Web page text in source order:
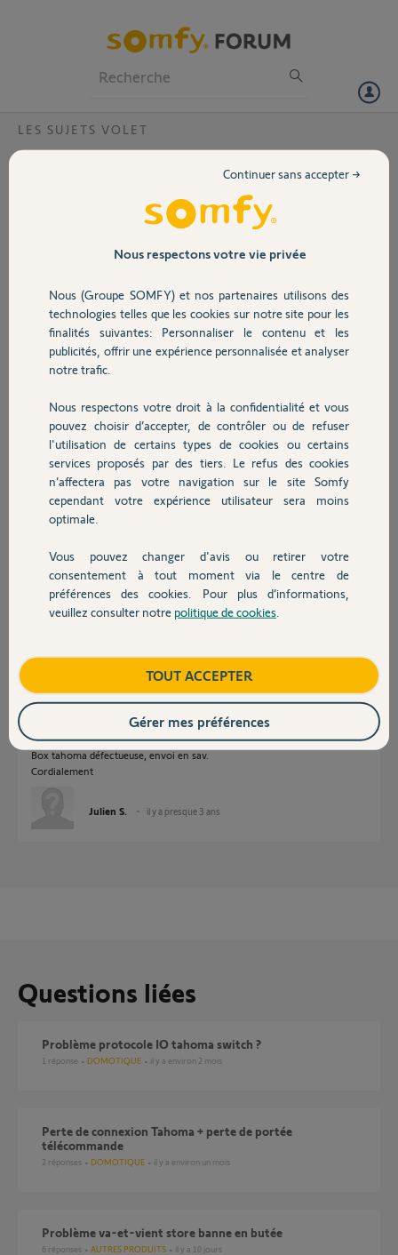
Volet
Sécurité
Domotique
Chauffage
Autres produits
Devis avec un pro
Contact
LES SUJETS VOLET
Pb téléchargement protocole io ?
Impossible d'appairer mes volets roulants rs100 Solar Io avec le kit de
D'après les techniciens Somfy cela viendrait de la box du kit ..la box
n'arriverai pas à télécharger le protocole Io ,du coup envoi au sav
Julien S.
il y a presque 3 ans
Participer au fil de discussion
Réponses
Bonjour
Impossible de savoir si c'est déjà arrivé. Ici on n'est pas au courant de
Tenez-nous au courant.
Bonne journée !
Jean-Luc B. il y a presque 3 ans
Maintenant vous savez que ça peut arriver .
Box tahoma défectueuse, envoi en sav.
Cordialement
Julien S. il y a presque 3 ans
Questions liées
Problème protocole IO tahoma switch ?
1 réponse DOMOTIQUE il y a environ 2 mois
perte de connexion Tahoma + perte de portée
télécommande
2 réponses DOMOTIQUE il y a environ un mois
Problème va-et-vient store banne en butée
6 réponses AUTRES PRODUITS il y a 10 jours
Nous respectons votre vie privée
Nous (Groupe SOMFY) et nos partenaires utilisons des
technologies telles que les cookies sur notre site pour les
finalités suivantes: Personnaliser le contenu et les
publicités, offrir une expérience personnalisée et analyser
notre trafic.
Nous respectons votre droit à la confidentialité et vous
pouvez choisir d’accepter, de contrôler ou de refuser
l'utilisation de certains types de cookies ou certains
services proposés par des tiers. Le refus des cookies
n’affectera pas votre navigation sur le site Somfy
cependant votre expérience utilisateur sera moins
optimale.
Vous pouvez changer d'avis ou retirer votre
consentement à tout moment via le centre de
préférences des cookies. Pour plus d’informations,
veuillez consulter notre politique de cookies
Continuer sans accepter →
TOUT ACCEPTER
Gérer mes préférences